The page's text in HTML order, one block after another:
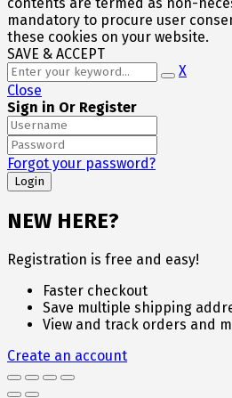
mandatory to procure user
these cookies on your website.
SAVE & ACCEPT
X
Close
Sign in Or Register
Forgot your password?
NEW HERE?
Registration is free and easy!
Faster checkout
Save multiple shipping
View and track orders and
Create an account